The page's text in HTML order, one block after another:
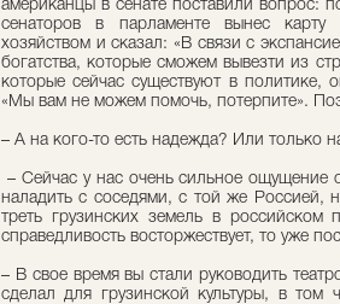
американцы в сенате поставили вопрос:
сенаторов в парламенте вынес
хозяйством и сказал: «В связи с
богатства, которые сможем вывезти из
которые сейчас существуют в политике,
«Мы вам не можем помочь, потерпите».
– А на кого-то есть надежда? Или только
– Сейчас у нас очень сильное ощущение
наладить с соседями, с той же Россией,
треть грузинских земель в
справедливость восторжествует, то уже
– В свое время вы стали руководить
сделал для грузинской культуры, в том